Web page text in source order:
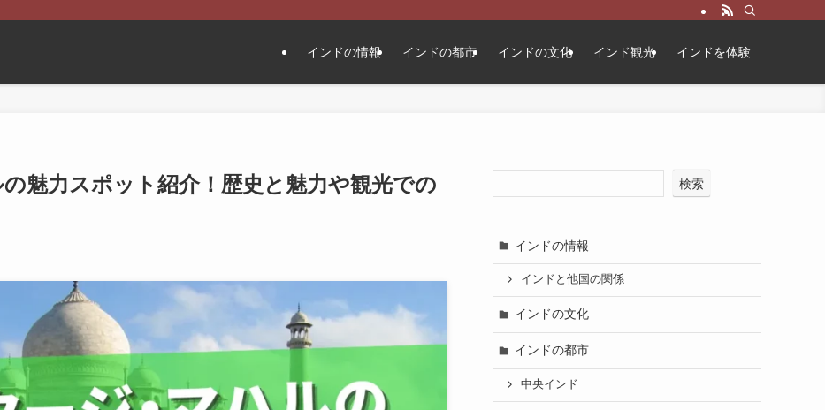
インドの情報 インドの都市 インドの文化 インド観光 インドを体験
魅力スポット紹介！歴史と魅力や観光での
検索
インドの情報
インドと他国の関係
インドの文化
インドの都市
中央インド